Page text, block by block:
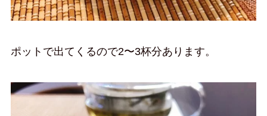
ポットで出てくるので2〜3杯分あります。